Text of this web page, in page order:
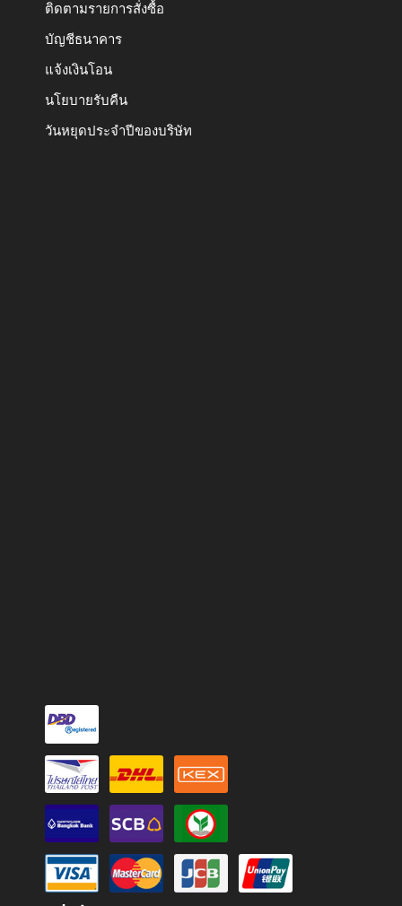
ติดตามรายการสั่งซื้อ
บัญชีธนาคาร
แจ้งเงินโอน
นโยบายรับคืน
วันหยุดประจำปีของบริษัท